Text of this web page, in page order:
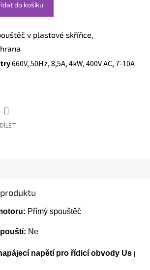
do košíku
v plastové skříňce,
660V, 50Hz, 8,5A, 4kW, 400V AC, 7-10A
Přímý spouštěč
Ne
napětí pro řídicí obvody Us při